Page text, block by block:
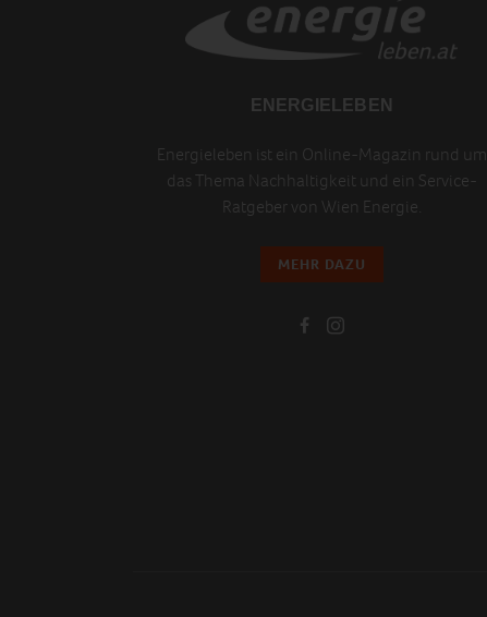
ENERGIELEBEN
Energieleben ist ein Online-Magazin rund um
das Thema Nachhaltigkeit und ein Service-
Ratgeber von Wien Energie.
MEHR DAZU